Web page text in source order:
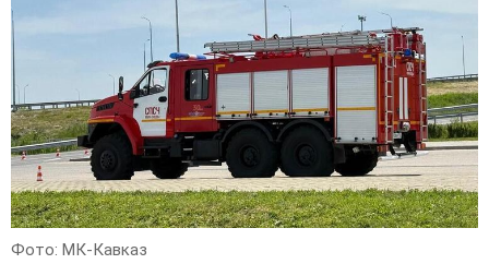
Фото: МК-Кавказ